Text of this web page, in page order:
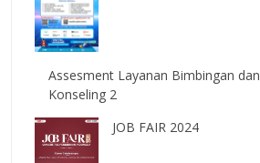
Assesment Layanan Bimbingan dan
Konseling 2
JOB FAIR 2024